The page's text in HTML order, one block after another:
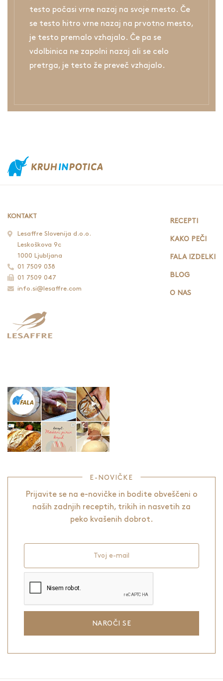
testo počasi vrne nazaj na svoje mesto. Če
se testo hitro vrne nazaj na prvotno mesto,
je testo premalo vzhajalo. Če pa se
vdolbinica ne zapolni nazaj ali se celo
pretrga, je testo že preveč vzhajalo.
KONTAKT
Lesaffre Slovenija d.o.o.
Leskoškova 9c
1000 Ljubljana
01 7509 038
01 7509 047
info.si@lesaffre.com
RECEPTI
KAKO PEČI
FALA IZDELKI
BLOG
O NAS
E-NOVIČKE
Prijavite se na e-novičke in bodite obveščeni o
naših zadnjih receptih, trikih in nasvetih za
peko kvašenih dobrot.
Tvoj e-mail
NAROČI SE